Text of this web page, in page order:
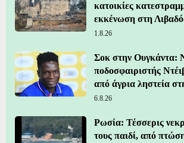
κατοικίες
εκκένωση στη
1.8.26
Σοκ στην Ουγκάντα:
ποδοσφαιριστής
από άγρια ληστεία
6.8.26
Ρωσία: Τέσσερις
τους παιδί, από